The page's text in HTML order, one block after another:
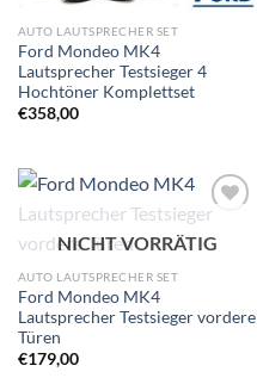
AUTO LAUTSPRECHER SET
Ford Mondeo MK4
Lautsprecher Testsieger 4
Hochtöner Komplettset
€358,00
Wunschliste
NICHT VORRÄTIG
AUTO LAUTSPRECHER SET
Ford Mondeo MK4
Lautsprecher Testsieger vordere
Türen
€179,00